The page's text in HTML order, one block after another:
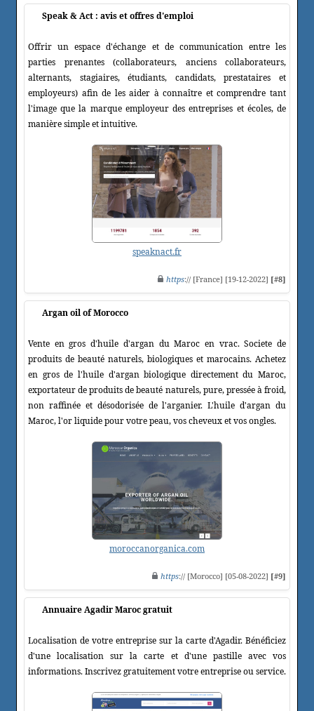
Speak & Act : avis et offres d'emploi
Offrir un espace d'échange et de communication entre les
parties prenantes (collaborateurs, anciens collaborateurs,
alternants, stagiaires, étudiants, candidats, prestataires et
employeurs) afin de les aider à connaître et comprendre tant
l'image que la marque employeur des entreprises et écoles, de
manière simple et intuitive.
speaknact.fr
https:// [France] [19-12-2022] [#8]
Argan oil of Morocco
Vente en gros d'huile d'argan du Maroc en vrac. Societe de
produits de beauté naturels, biologiques et marocains. Achetez
en gros de l'huile d'argan biologique directement du Maroc,
exportateur de produits de beauté naturels, pure, pressée à froid,
non raffinée et désodorisée de l'arganier. L'huile d'argan du
Maroc, l'or liquide pour votre peau, vos cheveux et vos ongles.
moroccanorganica.com
https:// [Morocco] [05-08-2022] [#9]
Annuaire Agadir Maroc gratuit
Localisation de votre entreprise sur la carte d'Agadir. Bénéficiez
d'une localisation sur la carte et d'une pastille avec vos
informations. Inscrivez gratuitement votre entreprise ou service.